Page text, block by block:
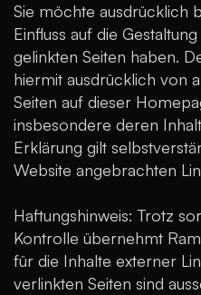
Sie möchte ausdrücklich
Einfluss auf die
gelinkten Seiten haben.
hiermit ausdrücklich von
Seiten auf dieser
insbesondere deren
Erklärung gilt
Website angebrachten
Haftungshinweis: Trotz
Kontrolle übernehmt
für die Inhalte externer
verlinkten Seiten sind